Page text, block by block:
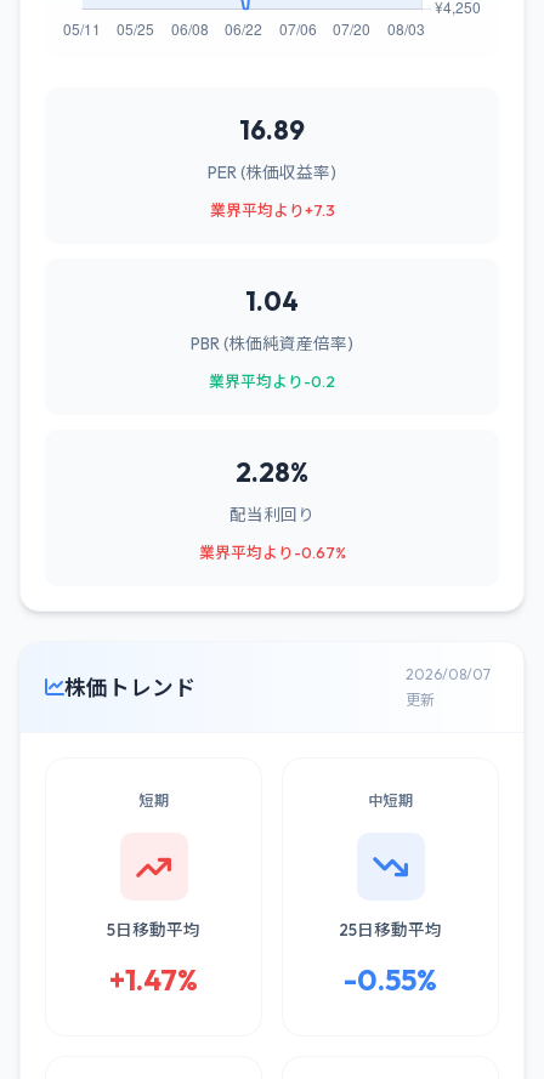
16.89
PER (株価収益率)
業界平均より+7.3
1.04
PBR (株価純資産倍率)
業界平均より-0.2
2.28%
配当利回り
業界平均より-0.67%
株価トレンド
2026/08/07
更新
短期
5日移動平均
+1.47%
中短期
25日移動平均
-0.55%